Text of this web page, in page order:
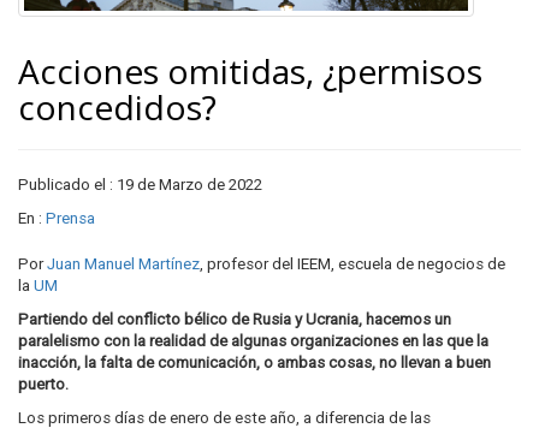
Acciones omitidas, ¿permisos
concedidos?
Publicado el : 19 de Marzo de 2022
En : Prensa
PorJuan Manuel Martínez, profesor del IEEM, escuela de negocios de
la UM
Partiendo del conflicto bélico de Rusia y Ucrania, hacemos un
paralelismo con la realidad de algunas organizaciones en las que la
inacción, la falta de comunicación, o ambas cosas, no llevan a buen
puerto.
Los primeros días de enero de este año, a diferencia de las